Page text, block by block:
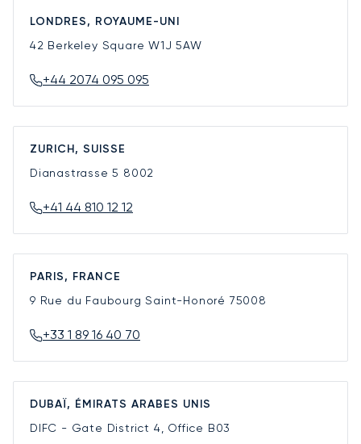
LONDRES, ROYAUME-UNI
42 Berkeley SquareW1J 5AW
+44 2074 095 095
ZURICH, SUISSE
Dianastrasse 5 8002
+41 44 810 12 12
PARIS, FRANCE
9 Rue du Faubourg Saint-Honoré 75008
+33 1 89 16 40 70
DUBAÏ, ÉMIRATS ARABES UNIS
DIFC - Gate District 4, Office B03